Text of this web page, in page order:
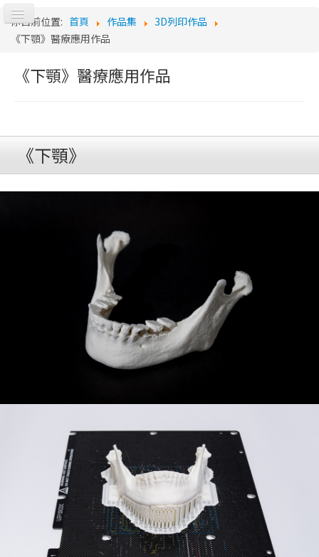
切
換
導
Logo
首頁
公司簡
介
你目前位置: 首頁 作品集
3D列印作品
《下顎》醫療應用作品
《下顎》醫療應用作品
《下顎》